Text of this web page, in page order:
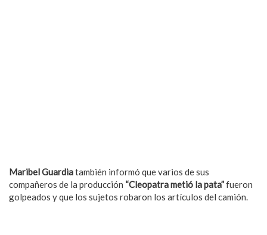
Maribel Guardiatambién informó que varios de sus
compañeros de la producción “Cleopatra metió la pata”fueron
golpeados y que los sujetos robaron los artículos del camión.